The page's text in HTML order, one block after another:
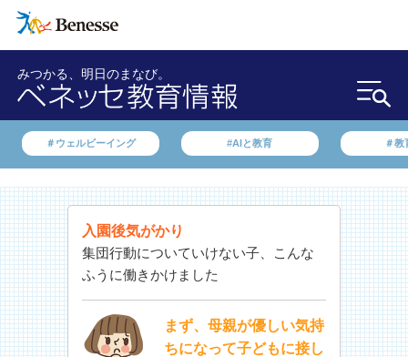
みつかる、明日のまなび。
＃ウェルビーイング #AIと教育 ＃教
入園後気がかり
集団行動についていけない子、こんな
ふうに働きかけました
まず、母親が優しい気持
ちになって子どもに接し